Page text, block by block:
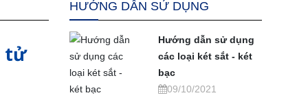
tử
HƯỚNG DẪN SỬ DỤNG
Hướng dẫn sử dụng
các loại két sắt - két
bạc
09/10/2021